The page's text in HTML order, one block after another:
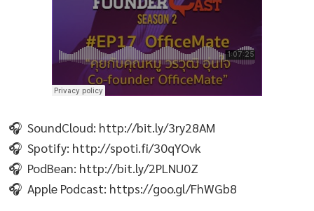
🎧 SoundCloud: http://bit.ly/3ry28AM
🎧 Spotify: http://spoti.fi/30qYOvk
🎧 PodBean: http://bit.ly/2PLNU0Z
🎧 Apple Podcast: https://goo.gl/FhWGb8